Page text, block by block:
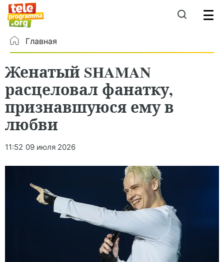
Главная
Женатый SHAMAN
расцеловал фанатку,
признавшуюся ему в
любви
11:52 09 июля 2026